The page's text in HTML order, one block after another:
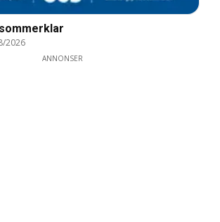
2026
ANNONSER